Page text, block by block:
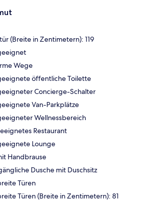
(Breite in Zentimetern): 119
Wege
öffentliche Toilette
Concierge-Schalter
Van-Parkplätze
Wellnessbereich
Restaurant
Lounge
Handbrause
Dusche mit Duschsitz
Türen
Türen (Breite in Zentimetern): 81